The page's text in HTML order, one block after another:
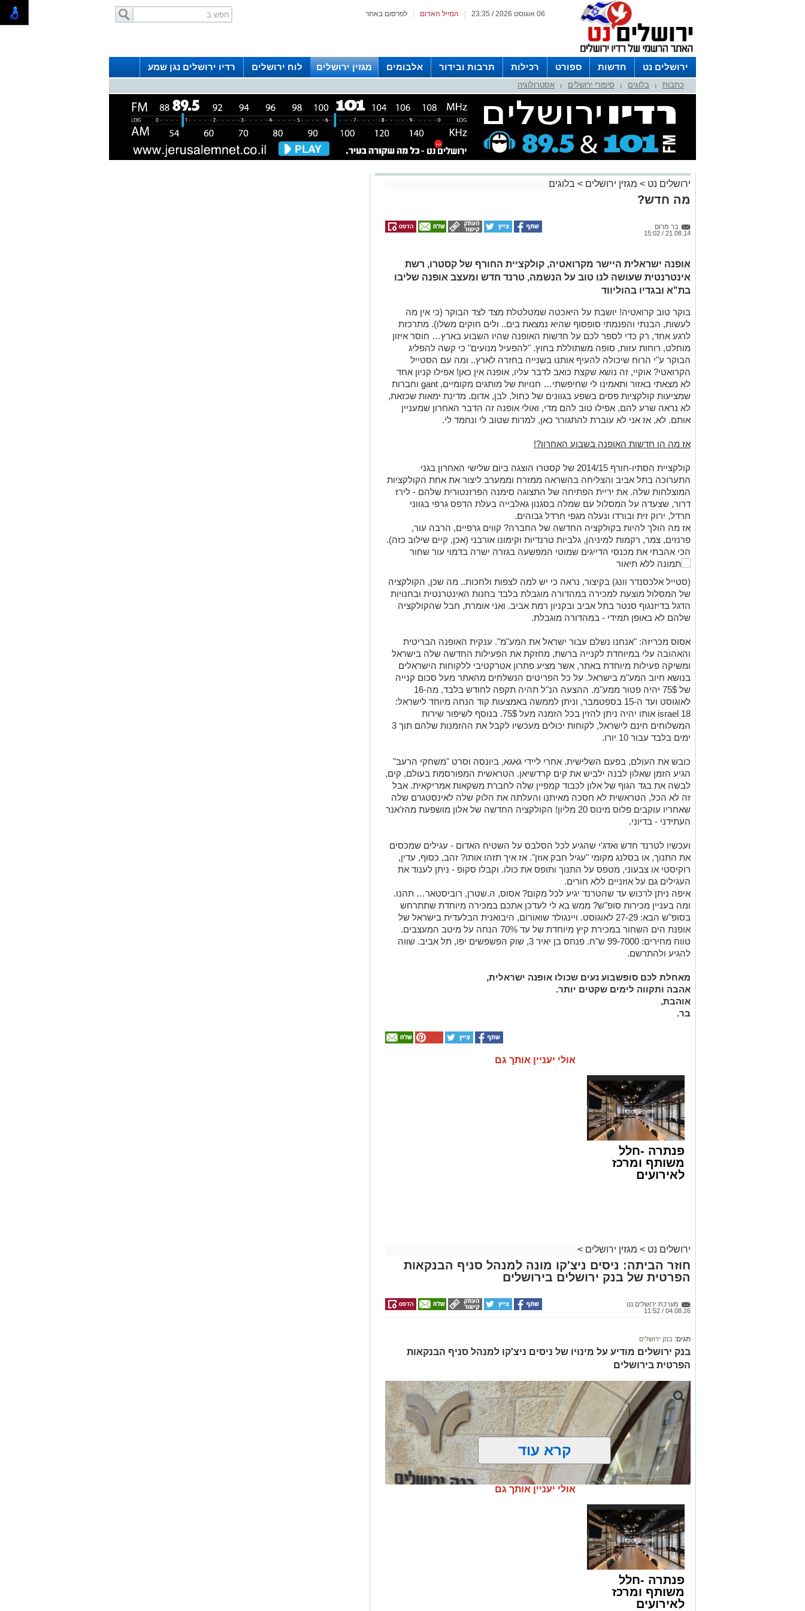
לפרסום באתר המייל האדום 06 אוגוסט 2026 / 23:35
ירושלים נט חדשות ספורט רכילות תרבות ובידור אלבומים מגזין ירושלים לוח ירושלים
רדיו ירושלים נגן שמע
לפרסום ברדיו צרו קשר
לוח שדורים רדיו ירושלים כתבות בלוגים סיפורי ירושלים אסטרולוגיה
ירושלים נט > מגזין ירושלים > בלוגים
מה חדש?
בר מרום
21.08.14 / 15:02
אופנה ישראלית היישר מקרואטיה, קולקציית החורף של קסטרו, רשת
אינטרנטית שעושה לנו טוב על הנשמה, טרנד חדש ומעצב אופנה שליבו
בת"א ובגדיו בהוליווד
בוקר טוב קרואטיה! יושבת על היאכטה שמטלטלת מצד לצד הבוקר (כי אין מה
לעשות, הבנתי והפנמתי סופסוף שהיא נמצאת בים.. ולים חוקים משלו). מתרכזת
לרגע אחד, רק כדי לספר לכם על חדשות האופנה שהיו השבוע בארץ… חוסר איזון
מוחלט, רוחות עזות, סופה משתוללת בחוץ. "להפעיל מנועים" כי קשה להפליג
הבוקר ע"י הרוח שיכולה להעיף אותנו בשנייה בחזרה לארץ.. ומה עם הסטייל
הקרואטי? אוקיי, זה נושא שקצת כואב לדבר עליו, אופנה אין כאן! אפילו קניון אחד
לא מצאתי באזור ותאמינו לי שחיפשתי… חנויות של מותגים מקומיים, gant וחברות
שמציעות קולקציות פסים בשפע בגוונים של כחול, לבן, אדום. מדינת ימאות שכזאת,
לא נראה שרע להם, אפילו טוב להם מדי, ואולי אופנה זה הדבר האחרון שמעניין
אותם. לא, אז אני לא עוברת להתגורר כאן, למרות שטוב לי ונחמד לי.
אז מה הן חדשות האופנה בשבוע האחרון?!
קולקציית הסתיו-חורף 2014/15 של קסטרו הוצגה ביום שלישי האחרון בגני
התערוכה בתל אביב והצליחה בהשראה ממזרח וממערב ליצור את אחת הקולקציות
המוצלחות שלה. את יריית הפתיחה של התצוגה סימנה הפרזנטורית שלהם - לירז
דרור, שצעדה על המסלול עם שמלה בסגנון גאלבייה בעלת הדפס גרפי בגווני
חרדל, ירוק זית ובורדו ונעלה מגפי חרדל גבוהים.
אז מה הולך להיות בקולקציה החדשה של החברה? קווים גרפיים, הרבה עור,
פרנזים, צמר, רקמות למיניהן, גלביות טרנדיות וקימונו אורבני (אכן, קיים שילוב כזה).
הכי אהבתי את מכנסי הדייגים שמוטי המפשעה בגזרה ישרה בדמוי עור שחור
(סטייל אלכסנדר וונג) בקיצור, נראה כי יש למה לצפות ולחכות.. מה שכן, הקולקציה
של המסלול מוצעת למכירה במהדורה מוגבלת בלבד בחנות האינטרנטית ובחנויות
הדגל בדיזנגוף סנטר בתל אביב ובקניון רמת אביב. ואני אומרת, חבל שהקולקציה
שלהם לא באופן תמידי - במהדורה מוגבלת.
אסוס מכריזה: "אנחנו נשלם עבור ישראל את המע"מ". ענקית האופנה הבריטית
והאהובה עלי במיוחדת לקנייה ברשת, מחזקת את הפעילות החדשה שלה בישראל
ומשיקה פעילות מיוחדת באתר, אשר מציע פתרון אטרקטיבי ללקוחות הישראלים
בנושא חיוב המע"מ בישראל. על כל הפריטים הנשלחים מהאתר מעל סכום קנייה
של 75$ יהיה פטור ממע"מ. ההצעה הנ"ל תהיה תקפה לחודש בלבד, מה-16
לאוגוסט ועד ה-15 בספטמבר, וניתן לממשה באמצעות קוד הנחה מיוחד לישראל:
israel 18 אותו יהיה ניתן להזין בכל הזמנה מעל 75$. בנוסף לשיפור שירות
המשלוחים חינם לישראל, לקוחות יכולים מעכשיו לקבל את ההזמנות שלהם תוך 3
ימים בלבד עבור 10 יורו.
כובש את העולם, בפעם השלישית. אחרי ליידי גאגא, ביונסה וסרט "משחקי הרעב"
הגיע הזמן שאלון לבנה ילביש את קים קרדשיאן. הטראשית המפורסמת בעולם, קים,
לבשה את בגד הגוף של אלון לכבוד קמפיין שלה לחברת משקאות אמריקאית. אבל
זה לא הכל, הטראשית לא חסכה מאיתנו והעלתה את הלוק שלה לאינסטגרם שלה
שאחריו עוקבים פלוס מינוס 20 מליון! הקולקציה החדשה של אלון מושפעת מהז'אנר
העתידני - בדיוני.
ועכשיו לטרנד חדש ואדג'י שהגיע לכל הסלבס על השטיח האדום - עגילים שמכסים
את התנוך, או בסלנג מקומי "עגיל חבק אוזן". אז איך תזהו אותו? זהב, כסוף, עדין,
רוקיסטי או צבעוני, מטפס על התנוך ותופס את כולו. וקבלו סקופ - ניתן לענוד את
העגילים גם על אוזניים ללא חורים.
איפה ניתן לרכוש עד שהטרנד יגיע לכל מקום? אסוס, ה.שטרן, רוביסטאר… תהנו.
ומה בעניין מכירות סופ"ש? ממש בא לי לעדכן אתכם במכירה מיוחדת שתתרחש
בסופ"ש הבא: 27-29 לאוגוסט. ויינגולד שואורום, היבואנית הבלעדית בישראל של
אופנת הים השחור במכירת קיץ מיוחדת של עד 70% הנחה על מיטב המעצבים.
טווח מחירים: 99-7000 ש"ח. פנחס בן יאיר 3, שוק הפשפשים יפו, תל אביב. שווה
להגיע ולהתרשם.
מאחלת לכם סופשבוע נעים שכולו אופנה ישראלית,
אהבה ותקווה לימים שקטים יותר.
אוהבת,
בר.
אולי יעניין אותך גם
פנתרה -חלל
משותף ומרכז
לאירועים
ירושלים נט > מגזין ירושלים >
חוזר הביתה: ניסים ניצ'קו מונה למנהל סניף הבנקאות
הפרטית של בנק ירושלים בירושלים
מערכת ירושלים נט
04.08.26 / 11:52
תגים: בנק ירושלים
בנק ירושלים מודיע על מינויו של ניסים ניצ'קו למנהל סניף הבנקאות
הפרטית בירושלים
קרא עוד
אולי יעניין אותך גם
פנתרה -חלל
משותף ומרכז
לאירועים